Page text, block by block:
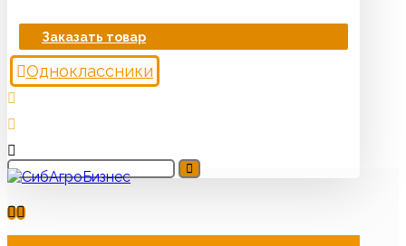
Заказать товар
Одноклассники